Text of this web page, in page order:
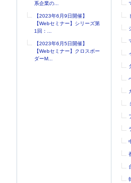
系企業の...
【2023年6月9日開催】
【Webセミナー】シリーズ第
1回：...
【2023年6月5日開催】
【Webセミナー】クロスボー
ダーM...